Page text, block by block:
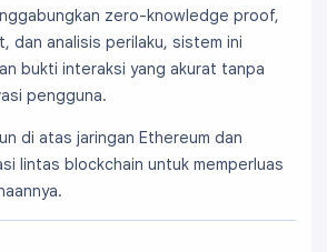
zero-knowledge proof,
dan analisis perilaku, sistem ini
bukti interaksi yang akurat tanpa
pengguna.
di atas jaringan Ethereum dan
lintas blockchain untuk memperluas